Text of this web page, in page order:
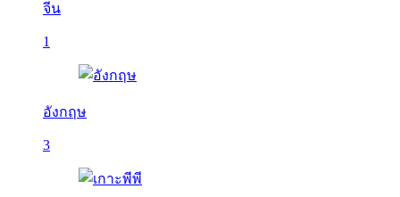
จีน
1
อังกฤษ
3